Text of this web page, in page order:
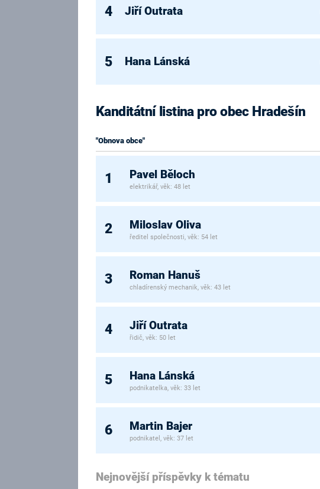
4 Jiří Outrata
5 Hana Lánská
Kanditátní listina pro obec Hradešín
"Obnova obce"
1 Pavel Běloch
elektrikář, věk: 48 let
2 Miloslav Oliva
ředitel společnosti, věk: 54 let
3 Roman Hanuš
chladírenský mechanik, věk: 43 let
4 Jiří Outrata
řidič, věk: 50 let
5 Hana Lánská
podnikatelka, věk: 33 let
6 Martin Bajer
podnikatel, věk: 37 let
Nejnovější příspěvky k tématu